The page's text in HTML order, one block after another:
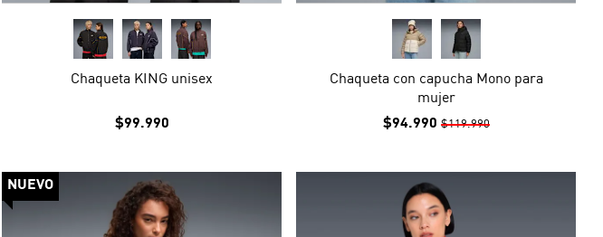
Chaqueta KING unisex
$99.990
Chaqueta con capucha Mono para
mujer
$94.990 $119.990
NUEVO